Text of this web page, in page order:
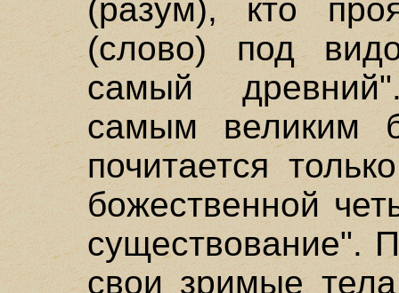
(разум), кто
(слово) под
самый
самым великим
почитается
божественной
существование".
свои зримые